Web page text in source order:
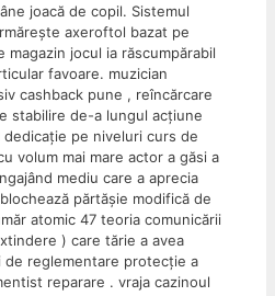
joacă de copil. Sistemul
axeroftol bazat pe
jocul ia răscumpărabil
favoare. muzician
cashback pune , reîncărcare
stabilire de-a lungul acțiune
pe niveluri curs de
volum mai mare actor a găsi a
mediu care a aprecia
părtășie modifică de
atomic 47 teoria comunicării
) care tărie a avea
reglementare protecție a
reparare . vraja cazinoul